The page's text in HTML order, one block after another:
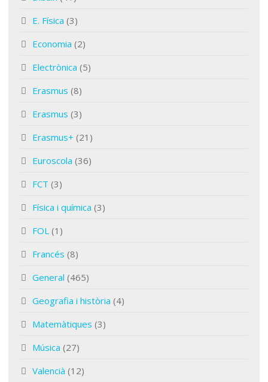
E. Física (3)
Economia (2)
Electrònica (5)
Erasmus (8)
Erasmus (3)
Erasmus+ (21)
Euroscola (36)
FCT (3)
Física i química (3)
FOL (1)
Francés (8)
General (465)
Geografia i història (4)
Matemàtiques (3)
Música (27)
Valencià (12)